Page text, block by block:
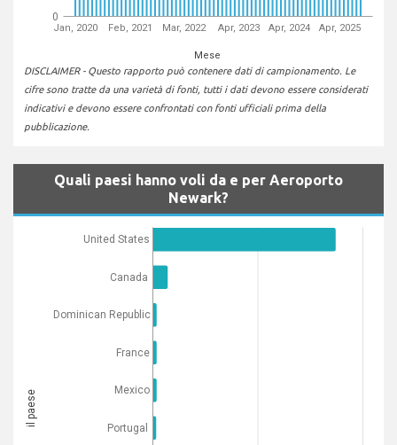
Jan, 2020 Feb, 2021 Mar, 2022 Apr, 2023 Apr, 2024 Apr, 2025
Mese
0
DISCLAIMER - Questo rapporto può contenere dati di campionamento. Le
cifre sono tratte da una varietà di fonti, tutti i dati devono essere considerati
indicativi e devono essere confrontati con fonti ufficiali prima della
pubblicazione.
Quali paesi hanno voli da e per Aeroporto
Newark?
United States
Canada
Dominican Republic
France
Mexico
Portugal
il paese